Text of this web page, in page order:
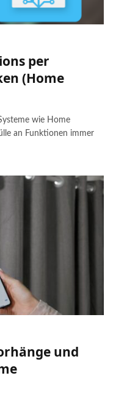
per
(Home
wie Home
an Funktionen immer
und